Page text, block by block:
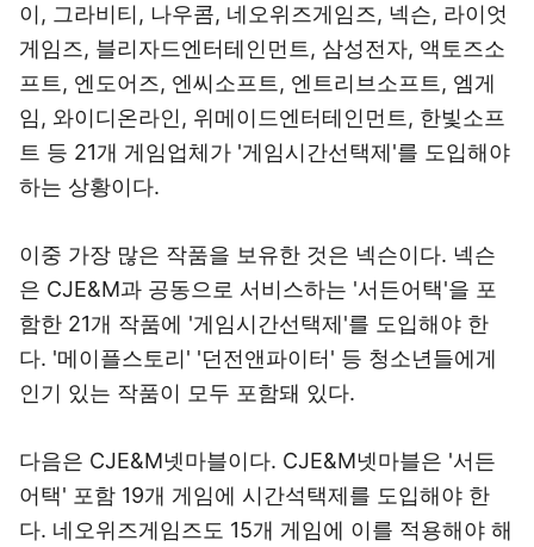
이, 그라비티, 나우콤, 네오위즈게임즈, 넥슨, 라이엇
게임즈, 블리자드엔터테인먼트, 삼성전자, 액토즈소
프트, 엔도어즈, 엔씨소프트, 엔트리브소프트, 엠게
임, 와이디온라인, 위메이드엔터테인먼트, 한빛소프
트 등 21개 게임업체가 '게임시간선택제'를 도입해야
하는 상황이다.
이중 가장 많은 작품을 보유한 것은 넥슨이다. 넥슨
은 CJE&M과 공동으로 서비스하는 '서든어택'을 포
함한 21개 작품에 '게임시간선택제'를 도입해야 한
다. '메이플스토리' '던전앤파이터' 등 청소년들에게
인기 있는 작품이 모두 포함돼 있다.
다음은 CJE&M넷마블이다. CJE&M넷마블은 '서든
어택' 포함 19개 게임에 시간석택제를 도입해야 한
다. 네오위즈게임즈도 15개 게임에 이를 적용해야 해